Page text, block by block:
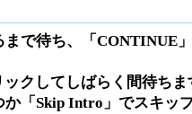
で待ち、「CONTINUE
クしてしばらく間待ちま
「Skip Intro」でスキッ